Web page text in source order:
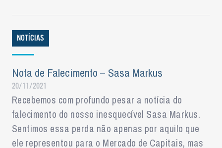
NOTÍCIAS
Nota de Falecimento – Sasa Markus
20/11/2021
Recebemos com profundo pesar a notícia do
falecimento do nosso inesquecível Sasa Markus.
Sentimos essa perda não apenas por aquilo que
ele representou para o Mercado de Capitais, mas